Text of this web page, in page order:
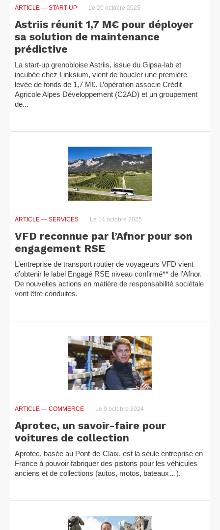
ARTICLE — START-UP Le 20 octobre 2025
Astriis réunit 1,7 M€ pour déployer
sa solution de maintenance
prédictive
La start-up grenobloise Astriis, issue du Gipsa-lab et
incubée chez Linksium, vient de boucler une première
levée de fonds de 1,7 M€. L’opération associe Crédit
Agricole Alpes Développement (C2AD) et un groupement
de...
ARTICLE — SERVICES Le 14 octobre 2025
VFD reconnue par l’Afnor pour son
engagement RSE
L’entreprise de transport routier de voyageurs VFD vient
d’obtenir le label Engagé RSE niveau confirmé** de l’Afnor.
De nouvelles actions en matière de responsabilité sociétale
vont être conduites.
ARTICLE — COMMERCE Le 9 octobre 2024
Aprotec, un savoir-faire pour
voitures de collection
Aprotec, basée au Pont-de-Claix, est la seule entreprise en
France à pouvoir fabriquer des pistons pour les véhicules
anciens et de collections (autos, motos, bateaux…).